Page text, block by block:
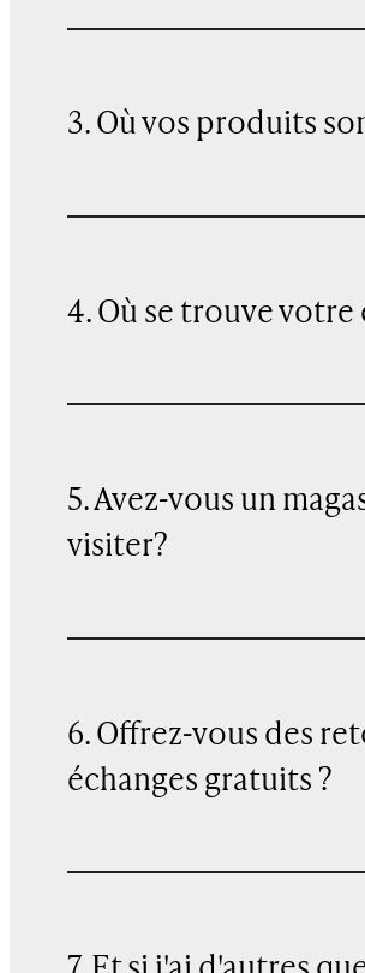
3. Où vos produits
4. Où se trouve votre
5. Avez-vous un
visiter?
6. Offrez-vous des
échanges gratuits ?